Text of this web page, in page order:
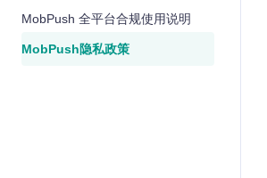
MobPush 全平台合规使用说明
MobPush隐私政策